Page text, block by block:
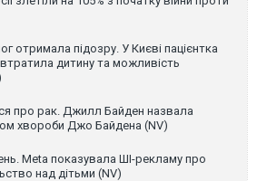
отримала підозру. У Києві пацієнтка
втратила дитину та можливість
про рак. Джилл Байден назвала
хвороби Джо Байдена (NV)
Meta показувала ШІ-рекламу про
над дітьми (NV)